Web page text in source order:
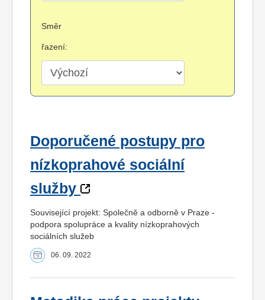
Směr
řazení:
Doporučené postupy pro
nízkoprahové sociální
služby
Související projekt: Společně a odborně v Praze -
podpora spolupráce a kvality nízkoprahových
sociálních služeb
06. 09. 2022